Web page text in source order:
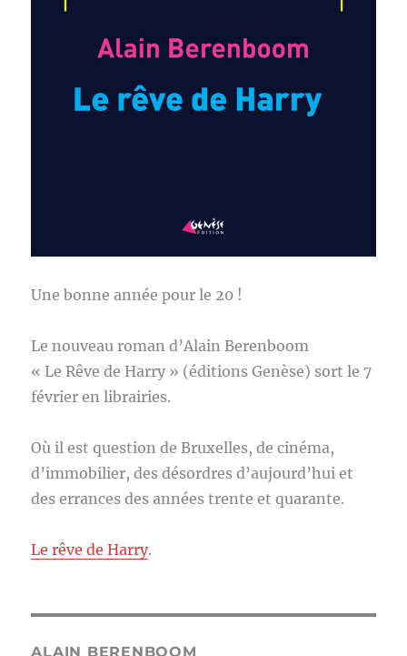
Une bonne année pour le 20 !
Le nouveau roman d’Alain Berenboom
« Le Rêve de Harry » (éditions Genèse) sort le 7
février en librairies.
Où il est question de Bruxelles, de cinéma,
d’immobilier, des désordres d’aujourd’hui et
des errances des années trente et quarante.
Le rêve de Harry.
ALAIN BERENBOOM